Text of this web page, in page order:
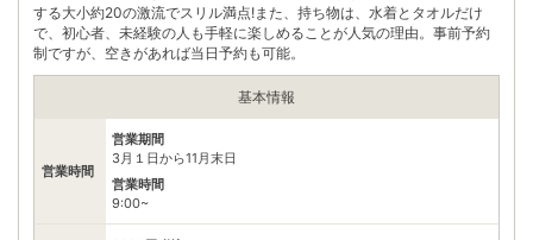
する大小約20の激流でスリル満点!また、持ち物は、水着とタオルだけ
で、初心者、未経験の人も手軽に楽しめることが人気の理由。事前予約
制ですが、空きがあれば当日予約も可能。
基本情報
営業時間
営業期間
3月１日から11月末日
営業時間
9:00~